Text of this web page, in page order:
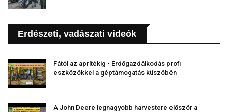
Erdészeti, vadászati videók
Fától az aprítékig - Erdőgazdálkodás profi
eszközökkel a géptámogatás küszöbén
A John Deere legnagyobb harvestere először a